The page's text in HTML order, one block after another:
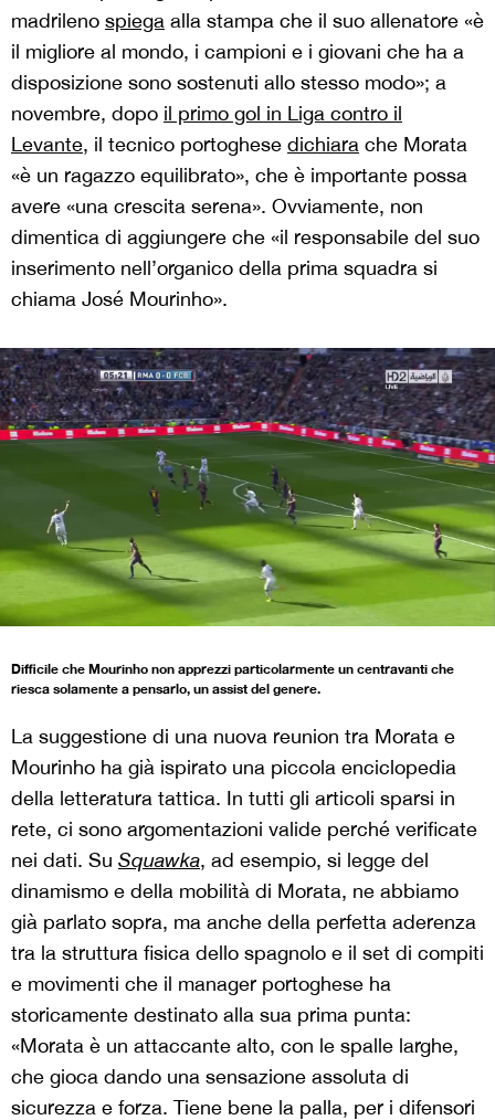
madrileno spiega alla stampa che il suo allenatore «è
il migliore al mondo, i campioni e i giovani che ha a
disposizione sono sostenuti allo stesso modo»; a
novembre, dopo il primo gol in Liga contro il
Levante, il tecnico portoghese dichiara che Morata
«è un ragazzo equilibrato», che è importante possa
avere «una crescita serena». Ovviamente, non
dimentica di aggiungere che «il responsabile del suo
inserimento nell’organico della prima squadra si
chiama José Mourinho».
Difficile che Mourinho non apprezzi particolarmente un centravanti che
riesca solamente a pensarlo, un assist del genere.
La suggestione di una nuova reunion tra Morata e
Mourinho ha già ispirato una piccola enciclopedia
della letteratura tattica. In tutti gli articoli sparsi in
rete, ci sono argomentazioni valide perché verificate
nei dati. Su Squawka, ad esempio, si legge del
dinamismo e della mobilità di Morata, ne abbiamo
già parlato sopra, ma anche della perfetta aderenza
tra la struttura fisica dello spagnolo e il set di compiti
e movimenti che il manager portoghese ha
storicamente destinato alla sua prima punta:
«Morata è un attaccante alto, con le spalle larghe,
che gioca dando una sensazione assoluta di
sicurezza e forza. Tiene bene la palla, per i difensori